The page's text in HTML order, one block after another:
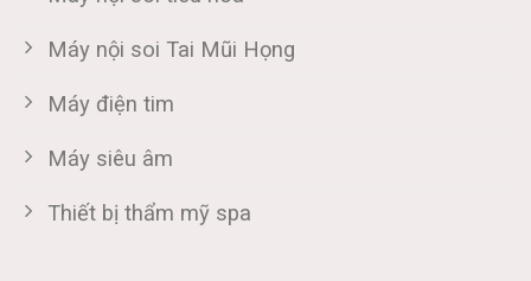
Máy nội soi Tai Mũi Họng
Máy điện tim
Máy siêu âm
Thiết bị thẩm mỹ spa